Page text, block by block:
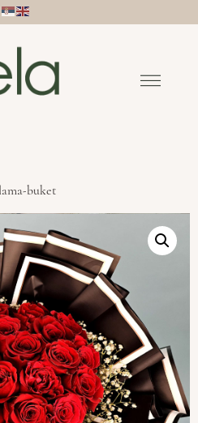
buket